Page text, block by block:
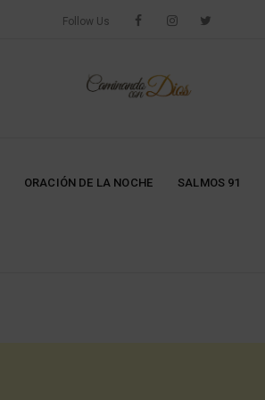
Follow Us
ORACIÓN DE LA NOCHE SALMOS 91